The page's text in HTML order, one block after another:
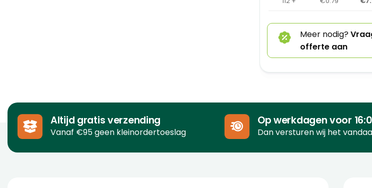
Meer nodig?
offerte aan
Altijd gratis verzending
Vanaf €95 geen kleinordertoeslag
Op werkdagen voor
Dan versturen wij het